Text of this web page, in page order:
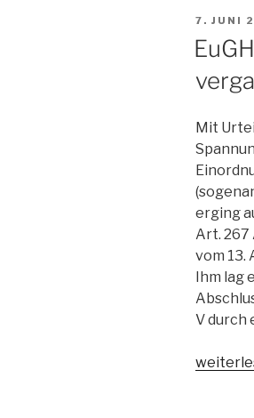
AM
7. JUNI
Mit
erging
Art. 267
vom 13.
Ihm lag
V durch
„EuGH: